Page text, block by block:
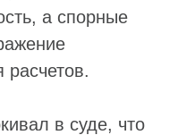
а спорные
в суде, что